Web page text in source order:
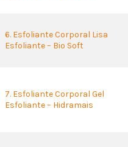
6. Esfoliante Corporal Lisa
Esfoliante – Bio Soft
7. Esfoliante Corporal Gel
Esfoliante – Hidramais